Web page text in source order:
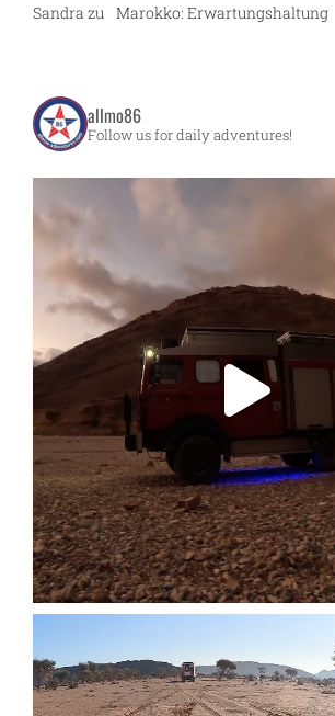
Sandra zu Marokko: Erwartungshaltung
allmo86
Follow us for daily adventures!